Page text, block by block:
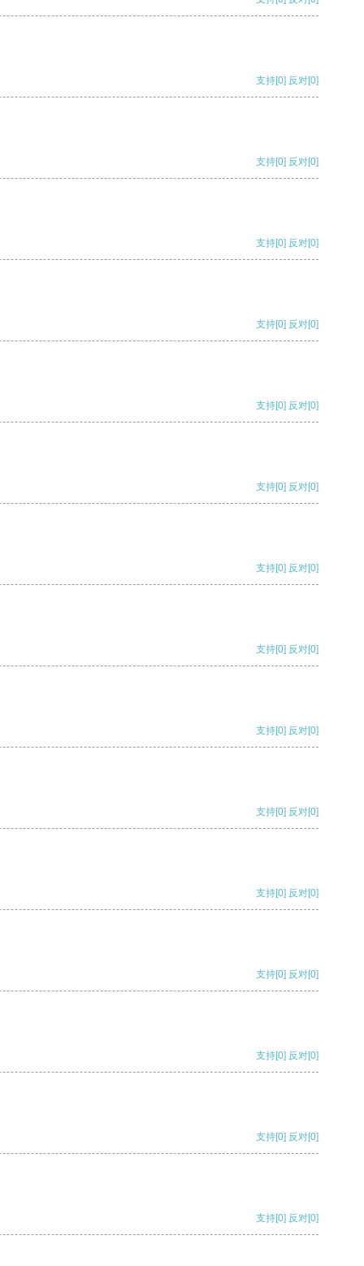
支持[0] 反对[0]
支持[0] 反对[0]
支持[0] 反对[0]
支持[0] 反对[0]
支持[0] 反对[0]
支持[0] 反对[0]
支持[0] 反对[0]
支持[0] 反对[0]
支持[0] 反对[0]
支持[0] 反对[0]
支持[0] 反对[0]
支持[0] 反对[0]
支持[0] 反对[0]
支持[0] 反对[0]
支持[0] 反对[0]